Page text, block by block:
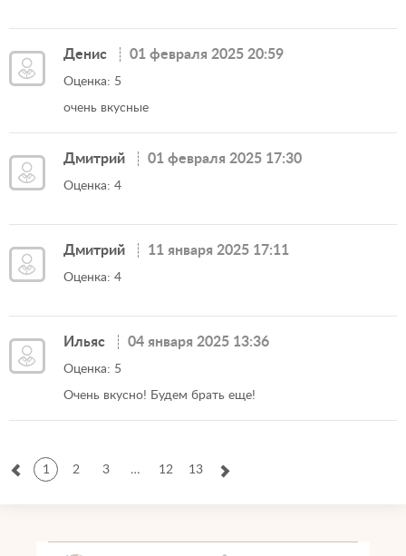
Денис 01 февраля 2025 20:59
Оценка: 5
очень вкусные
Дмитрий 01 февраля 2025 17:30
Оценка: 4
Дмитрий 11 января 2025 17:11
Оценка: 4
Ильяс 04 января 2025 13:36
Оценка: 5
Очень вкусно! Будем брать еще!
1 2 3 … 12 13